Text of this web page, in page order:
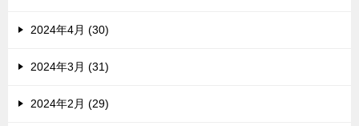
2024年4月 (30)
2024年3月 (31)
2024年2月 (29)